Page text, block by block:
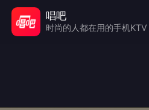
唱吧
时尚的人都在用的手机KTV